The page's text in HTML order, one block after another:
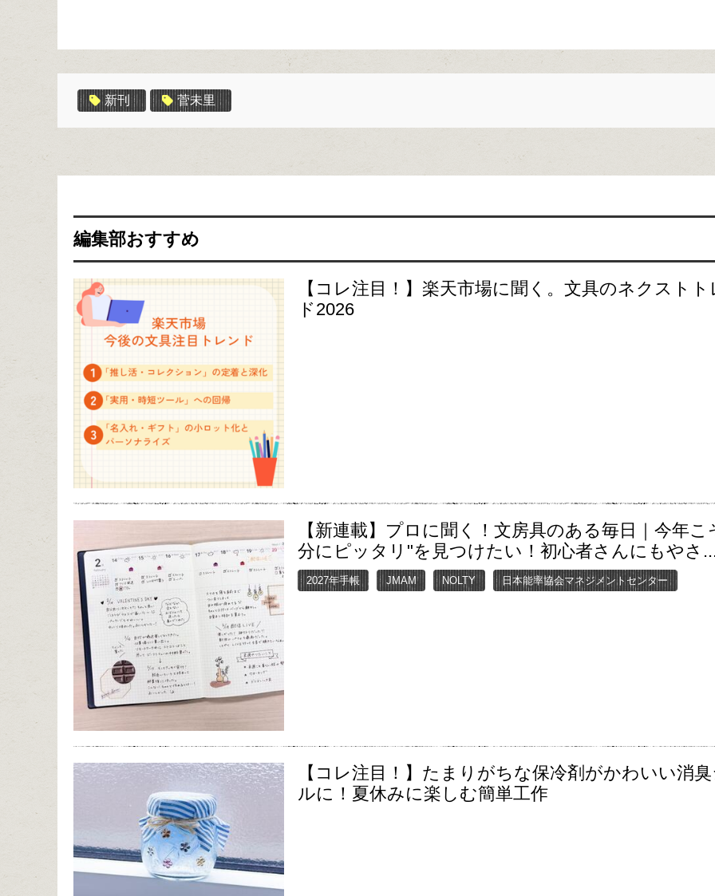
新刊 菅未里
編集部おすすめ
【コレ注目！】楽天市場に聞く。文具のネクストト
ド2026
【新連載】プロに聞く！文房具のある毎日｜今年こ
分にピッタリ"を見つけたい！初心者さんにもやさ
2027年手帳 JMAM NOLTY 日本能率協会マネジメントセンター
【コレ注目！】たまりがちな保冷剤がかわいい消
ルに！夏休みに楽しむ簡単工作